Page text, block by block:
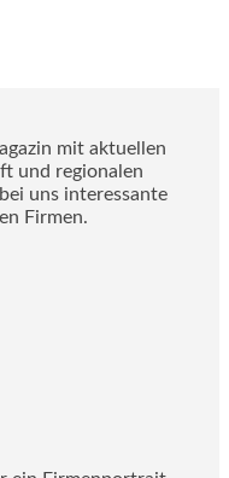
mit aktuellen
und regionalen
uns interessante
Firmen.